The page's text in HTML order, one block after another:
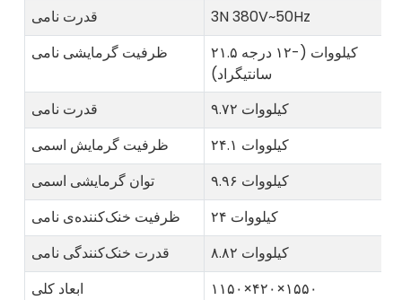
قدرت نامی
3N 380V~50Hz
ظرفیت گرمایشی نامی
۲۱.۵ کیلووات (-۱۲ درجه
سانتیگراد)
قدرت نامی
۹.۷۲ کیلووات
ظرفیت گرمایش اسمی
۲۴.۱ کیلووات
توان گرمایشی اسمی
۹.۹۶ کیلووات
ظرفیت خنک‌کننده‌ی نامی
۲۴ کیلووات
قدرت خنک‌کنندگی نامی
۸.۸۲ کیلووات
ابعاد کلی
۱۱۵۰×۴۲۰×۱۵۵۰